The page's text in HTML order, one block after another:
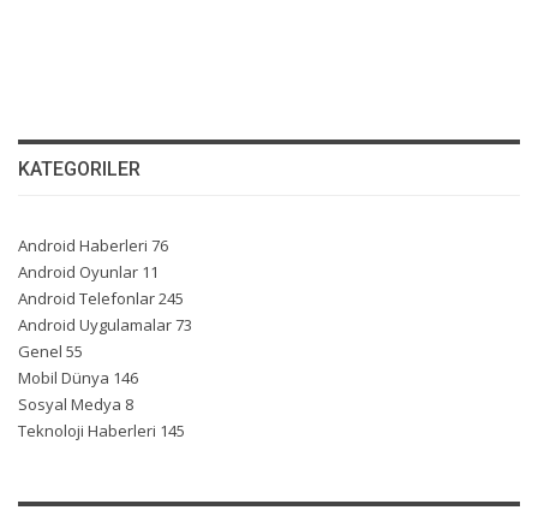
KATEGORILER
Android Haberleri 76
Android Oyunlar 11
Android Telefonlar245
Android Uygulamalar73
Genel 55
Mobil Dünya 146
Sosyal Medya 8
Teknoloji Haberleri 145